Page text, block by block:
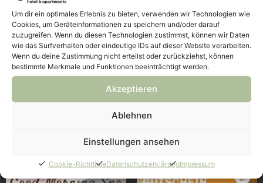
Um dir ein optimales Erlebnis zu bieten, verwenden wir Technologien wie
Cookies, um Geräteinformationen zu speichern und/oder darauf
zuzugreifen. Wenn du diesen Technologien zustimmst, können wir Daten
wie das Surfverhalten oder eindeutige IDs auf dieser Website verarbeiten.
Wenn du deine Zustimmung nicht erteilst oder zurückziehst, können
bestimmte Merkmale und Funktionen beeinträchtigt werden.
Akzeptieren
Ablehnen
Einstellungen ansehen
Cookie-RichtlinieDatenschutzerklärungImpressum
Ab sofort kann jeder am Wochenende im Hotel am
Triller frühstücken – auch ohne Hotelübernachtung.
Jeden Samstag und Sonntag öffnen wir unsere Türen für
alle Frühstücksliebhaber – ganz gleich, ob Hotelgast
oder Besucher von außerhalb. Freuen Sie sich auf eine
vielfältige Auswahl an frischen Köstlichkeiten,
aromatischem Kaffee und einer gemütlichen
Ähnliche Produkte